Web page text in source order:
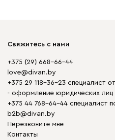
Свяжитесь с нами
+375 (29) 668-66-44
love@divan.by
+375 29 118-36-23 специалист
- оформление юридических лиц
+375 44 768-64-44 специалист
b2b@divan.by
Перезвоните мне
Контакты